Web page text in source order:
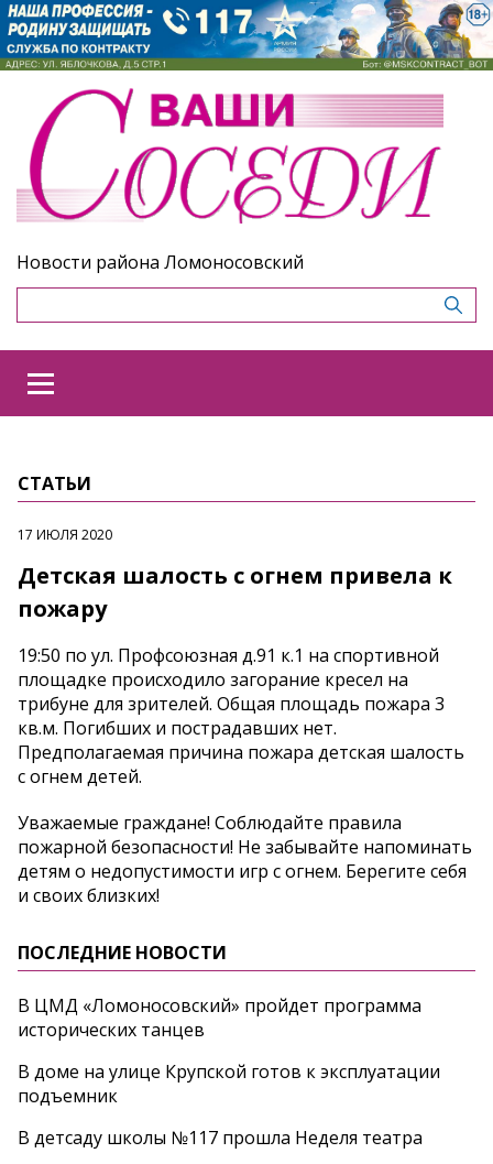
Новости района Ломоносовский
СТАТЬИ
17 ИЮЛЯ 2020
Детская шалость с огнем привела к
пожару
19:50 по ул. Профсоюзная д.91 к.1 на спортивной
площадке происходило загорание кресел на
трибуне для зрителей. Общая площадь пожара 3
кв.м. Погибших и пострадавших нет.
Предполагаемая причина пожара детская шалость
с огнем детей.
Уважаемые граждане! Соблюдайте правила
пожарной безопасности! Не забывайте напоминать
детям о недопустимости игр с огнем. Берегите себя
и своих близких!
ПОСЛЕДНИЕ НОВОСТИ
В ЦМД «Ломоносовский» пройдет программа
исторических танцев
В доме на улице Крупской готов к эксплуатации
подъемник
В детсаду школы №117 прошла Неделя театра